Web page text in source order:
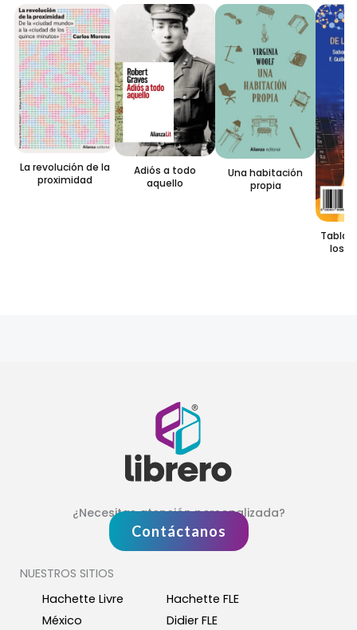
La revolución de la
proximidad
Adiós a todo
aquello
Una habitación
propia
Tabla
los
¿Necesitas atención personalizada?
Contáctanos
NUESTROS SITIOS
Hachette Livre
México
Hachette FLE
Didier FLE